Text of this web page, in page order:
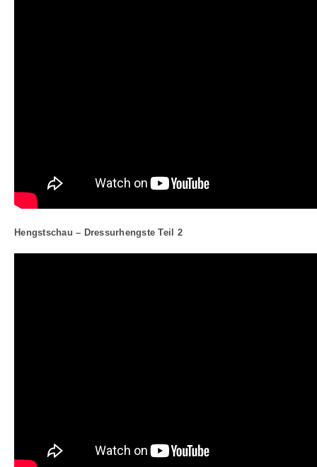
Hengstschau – Dressurhengste Teil 2